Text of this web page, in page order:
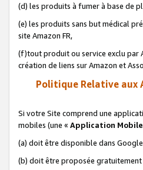
(d) les produits à fumer à base de
(e) les produits sans but médical
site Amazon FR,
(f)tout produit ou service exclu par
création de liens sur Amazon et
Politique Relative aux
Si votre Site comprend une
mobiles (une « Application Mobile
(a) doit être disponible dans
(b) doit être proposée gratuitement